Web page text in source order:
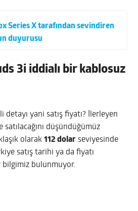
Series X tarafından sevindiren
duyurusu
3i iddialı bir kablosuz
detayı yani satış fiyatı? İlerleyen
satılacağını düşündüğümüz
olarak112 dolar seviyesinde
satış tarihi ya da fiyatı
bilgimiz bulunmuyor.